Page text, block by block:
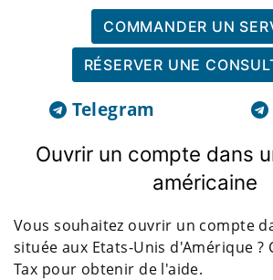
COMMANDER UN
RÉSERVER UNE
Telegram
Ouvrir un compte dans
américaine
Vous souhaitez ouvrir un compte
située aux Etats-Unis d'Amérique ?
Tax pour obtenir de l'aide.